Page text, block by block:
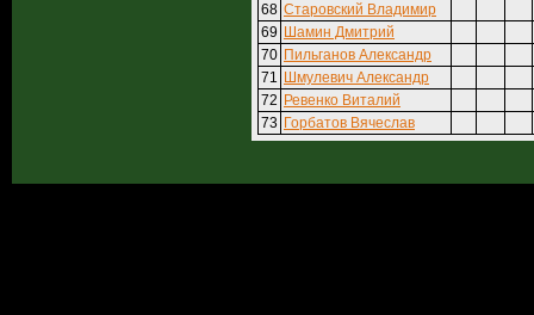
68 Старовский Владимир
69 Шамин Дмитрий
70 Пильганов Александр
71 Шмулевич Александр
72 Ревенко Виталий
73 Горбатов Вячеслав